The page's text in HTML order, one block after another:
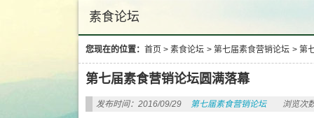
素食论坛
您现在的位置： 首页 > 素食论坛 > 第七届素食营销论坛 > 第
第七届素食营销论坛圆满落幕
发布时间：2016/09/29 第七届素食营销论坛 浏览次